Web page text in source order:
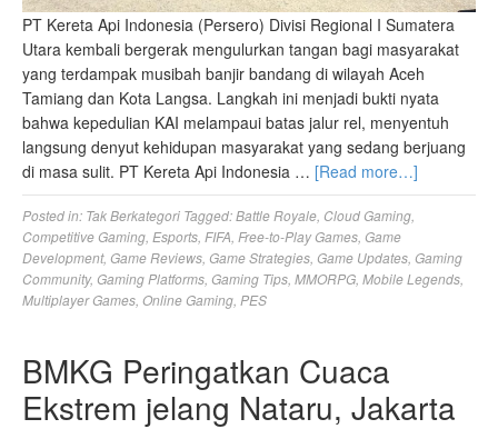
PT Kereta Api Indonesia (Persero) Divisi Regional I Sumatera
Utara kembali bergerak mengulurkan tangan bagi masyarakat
yang terdampak musibah banjir bandang di wilayah Aceh
Tamiang dan Kota Langsa. Langkah ini menjadi bukti nyata
bahwa kepedulian KAI melampaui batas jalur rel, menyentuh
langsung denyut kehidupan masyarakat yang sedang berjuang
di masa sulit. PT Kereta Api Indonesia … [Read more…]
Posted in: Tak Berkategori Tagged:Battle Royale Cloud Gaming
Competitive Gaming Esports FIFA Free-to-Play Games Game
Development, Game Reviews Game Strategies Game Updates Gaming
Community, Gaming Platforms Gaming Tips MMORPG Mobile Legends
Multiplayer Games Online Gaming PES
BMKG Peringatkan Cuaca
Ekstrem jelang Nataru, Jakarta